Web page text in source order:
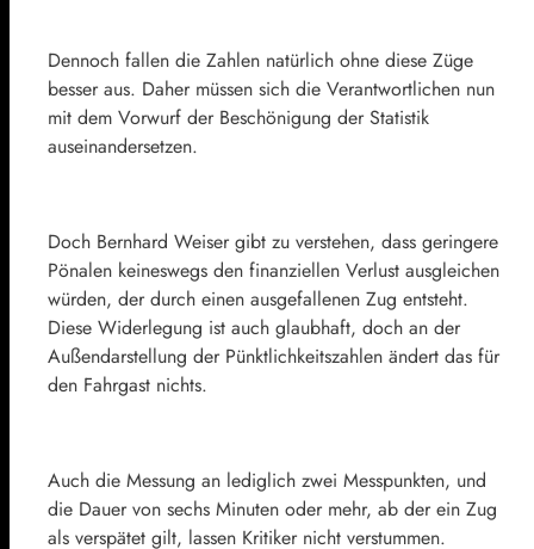
Dennoch fallen die Zahlen natürlich ohne diese Züge
besser aus. Daher müssen sich die Verantwortlichen nun
mit dem Vorwurf der Beschönigung der Statistik
auseinandersetzen.
Doch Bernhard Weiser gibt zu verstehen, dass geringere
Pönalen keineswegs den finanziellen Verlust ausgleichen
würden, der durch einen ausgefallenen Zug entsteht.
Diese Widerlegung ist auch glaubhaft, doch an der
Außendarstellung der Pünktlichkeitszahlen ändert das für
den Fahrgast nichts.
Auch die Messung an lediglich zwei Messpunkten, und
die Dauer von sechs Minuten oder mehr, ab der ein Zug
als verspätet gilt, lassen Kritiker nicht verstummen.